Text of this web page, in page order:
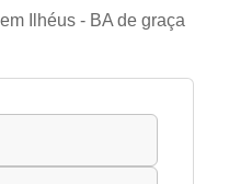
Ilhéus - BA de graça